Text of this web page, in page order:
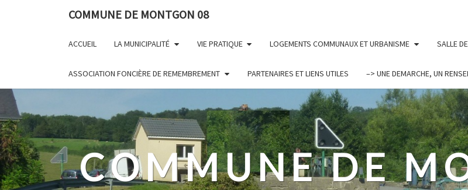
COMMUNE DE MONTGON 08
ACCUEIL LA MUNICIPALITÉ VIE PRATIQUE LOGEMENTS COMMUNAUX ET URBANISME SALLE
ASSOCIATION FONCIÈRE DE REMEMBREMENT PARTENAIRES ET LIENS UTILES –> UNE DEMARCHE, UN
COMMUNE DE
Panneau de gestion des cookies